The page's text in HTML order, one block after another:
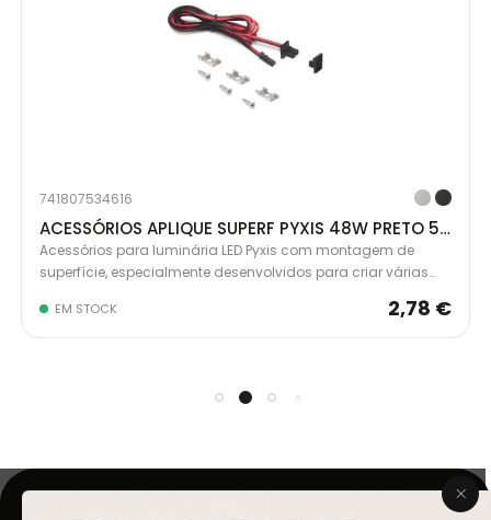
741807534616
ACESSÓRIOS APLIQUE SUPERF PYXIS 48W PRETO 5227417
Acessórios para luminária LED Pyxis com montagem de
superfície, especialmente desenvolvidos para criar várias
luminária original conforme as medidas desejadas,
oferecendo um design limpo e profissional com menos
EM STOCK 2,78 €